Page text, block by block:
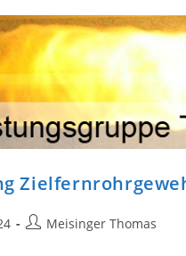
Beitrags-
Meisinger Thomas